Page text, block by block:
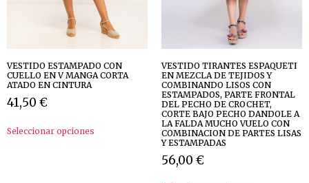
VESTIDO ESTAMPADO CON
CUELLO EN V MANGA CORTA
ATADO EN CINTURA
41,50 €
Seleccionar opciones
VESTIDO TIRANTES ESPAQUETI
EN MEZCLA DE TEJIDOS Y
COMBINANDO LISOS CON
ESTAMPADOS, PARTE FRONTAL
DEL PECHO DE CROCHET,
CORTE BAJO PECHO DANDOLE A
LA FALDA MUCHO VUELO CON
COMBINACION DE PARTES LISAS
Y ESTAMPADAS
56,00 €